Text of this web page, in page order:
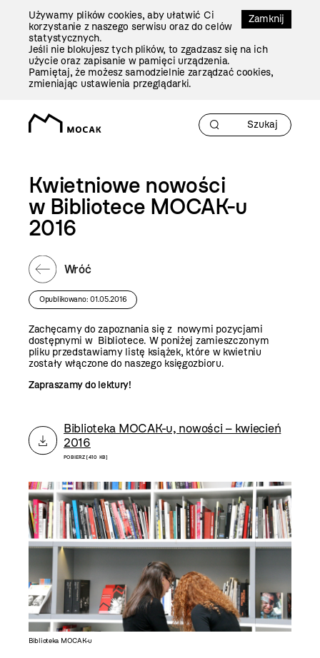
Zamknij
Używamy plików cookies, aby ułatwić Ci
korzystanie z naszego serwisu oraz do celów
statystycznych.
Jeśli nie blokujesz tych plików, to zgadzasz się na ich
użycie oraz zapisanie w pamięci urządzenia.
Pamiętaj, że możesz samodzielnie zarządzać cookies,
zmieniając ustawienia przeglądarki.
Kwietniowe nowości
w Bibliotece MOCAK-u
2016
Wróć
Opublikowano: 01.05.2016
Zachęcamy do zapoznania się z nowymi pozycjami
dostępnymi w Bibliotece. W poniżej zamieszczonym
pliku przedstawiamy listę książek, które w kwietniu
zostały włączone do naszego księgozbioru.
Zapraszamy do lektury!
Biblioteka MOCAK-u, nowości – kwiecień
2016
POBIERZ [410 KB]
Biblioteka MOCAK-u